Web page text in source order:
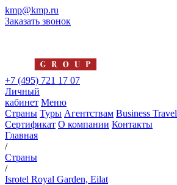
kmp@kmp.ru
Заказать звонок
+7 (495) 721 17 07
Личный
кабинет Меню
Страны Туры Агентствам Business Travel
Сертификат О компании Контакты
Главная
/
Страны
/
Isrotel Royal Garden, Eilat